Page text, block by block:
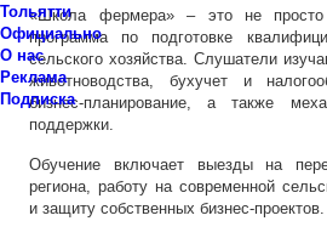
«Школа фермера» – это не просто
программа по подготовке
сельского хозяйства. Слушатели
животноводства, бухучет и
бизнес-планирование, а также
поддержки.
Обучение включает выезды на
региона, работу на современной
и защиту собственных бизнес-проектов.
Тольятти
Официально
О нас
Реклама
Подписка